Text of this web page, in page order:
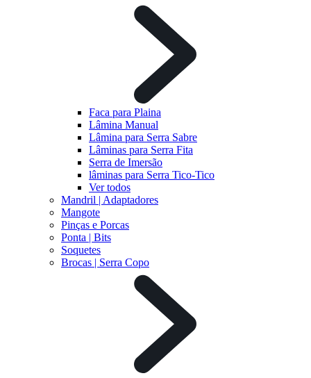
Faca para Plaina
Lâmina Manual
Lâmina para Serra Sabre
Lâminas para Serra Fita
Serra de Imersão
lâminas para Serra Tico-Tico
Ver todos
Mandril | Adaptadores
Mangote
Pinças e Porcas
Ponta | Bits
Soquetes
Brocas | Serra Copo